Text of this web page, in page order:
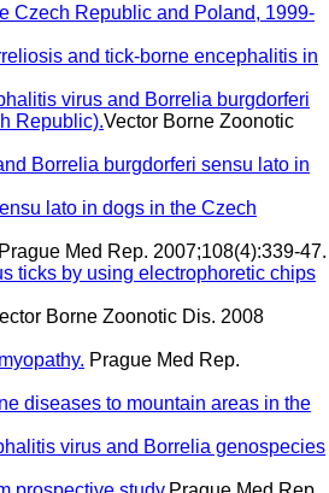
Czech Republic and Poland, 1999-
and tick-borne encephalitis in
virus and Borrelia burgdorferi
Republic).Vector Borne Zoonotic
Borrelia burgdorferi sensu lato in
lato in dogs in the Czech
Prague Med Rep. 2007;108(4):339-47.
ticks by using electrophoretic chips
Borne Zoonotic Dis. 2008
Prague Med Rep.
diseases to mountain areas in the
virus and Borrelia genospecies